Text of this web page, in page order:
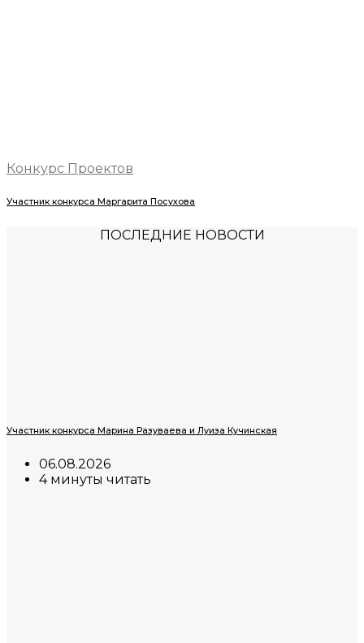
Конкурс Проектов
Участник конкурса Маргарита Посухова
ПОСЛЕДНИЕ НОВОСТИ
Участник конкурса Марина Разуваева и Луиза Кучинская
06.08.2026
4 минуты читать